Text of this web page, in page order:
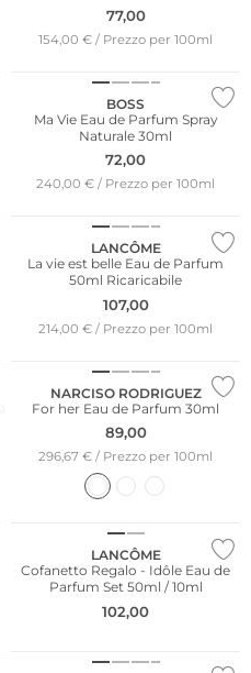
77,00
154,00 € / Prezzo per 100ml
BOSS
Ma Vie Eau de Parfum Spray
Naturale 30ml
72,00
240,00 € / Prezzo per 100ml
LANCÔME
La vie est belle Eau de Parfum
50ml Ricaricabile
107,00
214,00 € / Prezzo per 100ml
NARCISO RODRIGUEZ
For her Eau de Parfum 30ml
89,00
296,67 € / Prezzo per 100ml
Edizione limitata
LANCÔME
Cofanetto Regalo - Idôle Eau de
Parfum Set 50ml / 10ml
102,00